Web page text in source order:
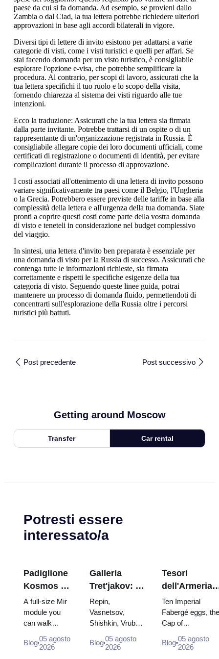
paese da cui si fa domanda. Ad esempio, se provieni dallo
Zambia o dal Ciad, la tua lettera potrebbe richiedere ulteriori
approvazioni in base agli accordi bilaterali in vigore.
Diversi tipi di lettere di invito esistono per adattarsi a varie
categorie di visti, come i visti turistici e quelli per affari. Se
stai facendo domanda per un visto turistico, è consigliabile
esplorare l'opzione e-visa, che potrebbe semplificare la
procedura. Al contrario, per scopi di lavoro, assicurati che la
tua lettera specifichi il tuo ruolo e lo scopo della visita,
fornendo chiarezza al sistema dei visti riguardo alle tue
intenzioni.
Ecco la traduzione: Assicurati che la tua lettera sia firmata
dalla parte invitante. Potrebbe trattarsi di un ospite o di un
rappresentante di un'organizzazione registrata in Russia. È
consigliabile allegare copie dei loro documenti ufficiali, come
certificati di registrazione o documenti di identità, per evitare
complicazioni durante il processo di approvazione.
I costi associati all'ottenimento di una lettera di invito possono
variare significativamente tra paesi come il Belgio, l'Ungheria
o la Grecia. Potrebbero essere previste delle tariffe in base alla
complessità della lettera e all'urgenza della tua domanda. Siate
pronti a coprire questi costi come parte della vostra domanda
di visto e teneteli in considerazione nel budget complessivo
del viaggio.
In sintesi, una lettera d'invito ben preparata è essenziale per
una domanda di visto per la Russia di successo. Assicurati che
contenga tutte le informazioni richieste, sia firmata
correttamente e rispetti le specifiche esigenze della tua
categoria di visto. Seguendo queste linee guida, potrai
mantenere un processo di domanda fluido, permettendoti di
concentrarti sull'esplorazione della Russia oltre i percorsi
turistici più battuti.
Post precedente Post successivo
Getting around Moscow
Transfer Car rental
Potresti essere
interessato/a
Padiglione
Kosmos a
VDNKh:
all'interno
della più
grande
esposizione
A full-size Mir
module you
can walk
Energia–Buran
Blog05 agosto
2026
Galleria
Tret'jakov: I
capolavori da
programmare
la visita
Repin,
Vasnetsov,
Shishkin, Vrubel,
Surikov — the
Blog05 agosto
2026
Tesori
dell'Armeria
del Cremlino:
uova di
Fabergé,
e vesti di
Ten Imperial
Fabergé eggs, the
Cap of
double throne of
Blog 05 agosto
2026